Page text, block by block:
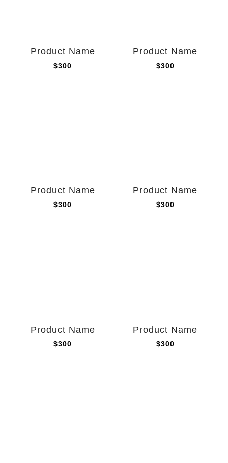
Product Name
$300
Product Name
$300
Product Name
$300
Product Name
$300
Product Name
$300
Product Name
$300